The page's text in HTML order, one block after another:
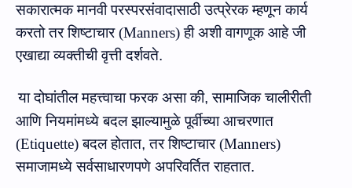
सकारात्मक मानवी परस्परसंवादासाठी उत्प्रेरक म्हणून कार्य
करतो तर शिष्टाचार(Manners) ही अशी वागणूक आहे जी
एखाद्या व्यक्तीची वृत्ती दर्शवते.
या दोघांतील महत्त्वाचा फरक असा की,सामाजिक चालीरीती
आणि नियमांमध्ये बदल झाल्यामुळे पूर्वीच्‍याआचरणात
(Etiquette) बदल होतात,तर शिष्टाचार(Manners)
समाजामध्ये सर्वसाधारणपणे अपरिवर्तित राहतात.